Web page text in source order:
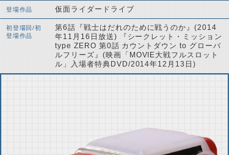
登場作品 仮面ライダードライブ
初登場回/初
登場作品
第6話『戦士はだれのために戦うのか』(2014
年11月16日放送) 『シークレット・ミッション
type ZERO 第0話 カウントダウン to グローバ
ルフリーズ』(映画「MOVIE大戦フルスロット
ル」入場者特典DVD/2014年12月13日)